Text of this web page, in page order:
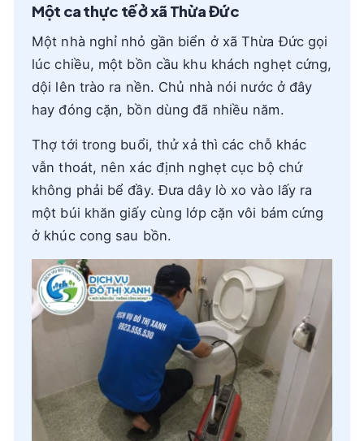
Một ca thực tế ở xã Thừa Đức
Một nhà nghỉ nhỏ gần biển ở xã Thừa Đức gọi
lúc chiều, một bồn cầu khu khách nghẹt cứng,
dội lên trào ra nền. Chủ nhà nói nước ở đây
hay đóng cặn, bồn dùng đã nhiều năm.
Thợ tới trong buổi, thử xả thì các chỗ khác
vẫn thoát, nên xác định nghẹt cục bộ chứ
không phải bể đầy. Đưa dây lò xo vào lấy ra
một búi khăn giấy cùng lớp cặn vôi bám cứng
ở khúc cong sau bồn.